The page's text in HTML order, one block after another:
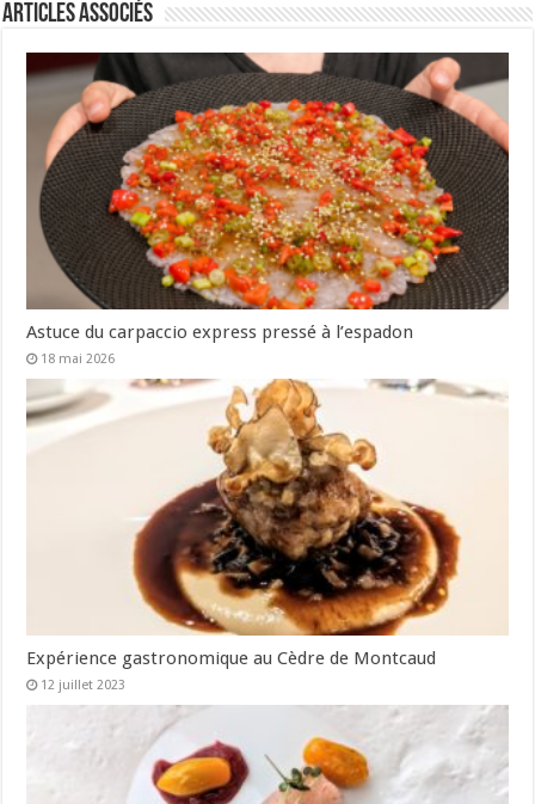
Articles associés
Astuce du carpaccio express pressé à l’espadon
18 mai 2026
Expérience gastronomique au Cèdre de Montcaud
12 juillet 2023